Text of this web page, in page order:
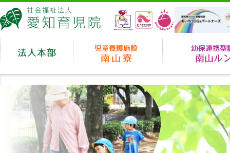
愛知育児院
法人本部 児童養護施設 南山